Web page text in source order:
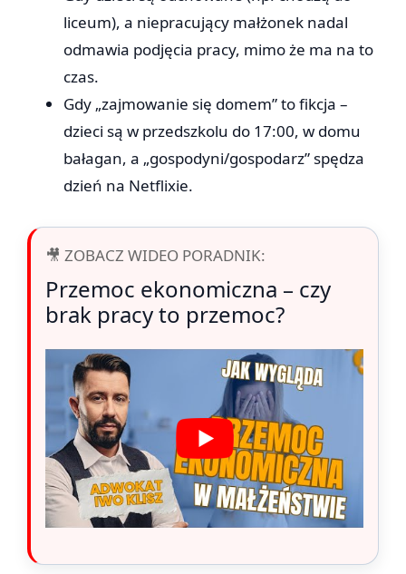
liceum), a niepracujący małżonek nadal
odmawia podjęcia pracy, mimo że ma na to
czas.
Gdy „zajmowanie się domem” to fikcja –
dzieci są w przedszkolu do 17:00, w domu
bałagan, a „gospodyni/gospodarz” spędza
dzień na Netflixie.
🎥 ZOBACZ WIDEO PORADNIK:
Przemoc ekonomiczna – czy
brak pracy to przemoc?